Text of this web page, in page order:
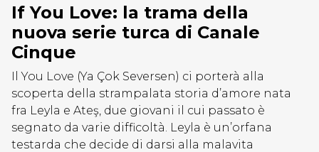
If You Love: la trama della
nuova serie turca di Canale
Cinque
Il You Love (Ya Çok Seversen) ci porterà alla
scoperta della strampalata storia d’amore nata
fra Leyla e Ateş, due giovani il cui passato è
segnato da varie difficoltà. Leyla è un’orfana
testarda che decide di darsi alla malavita